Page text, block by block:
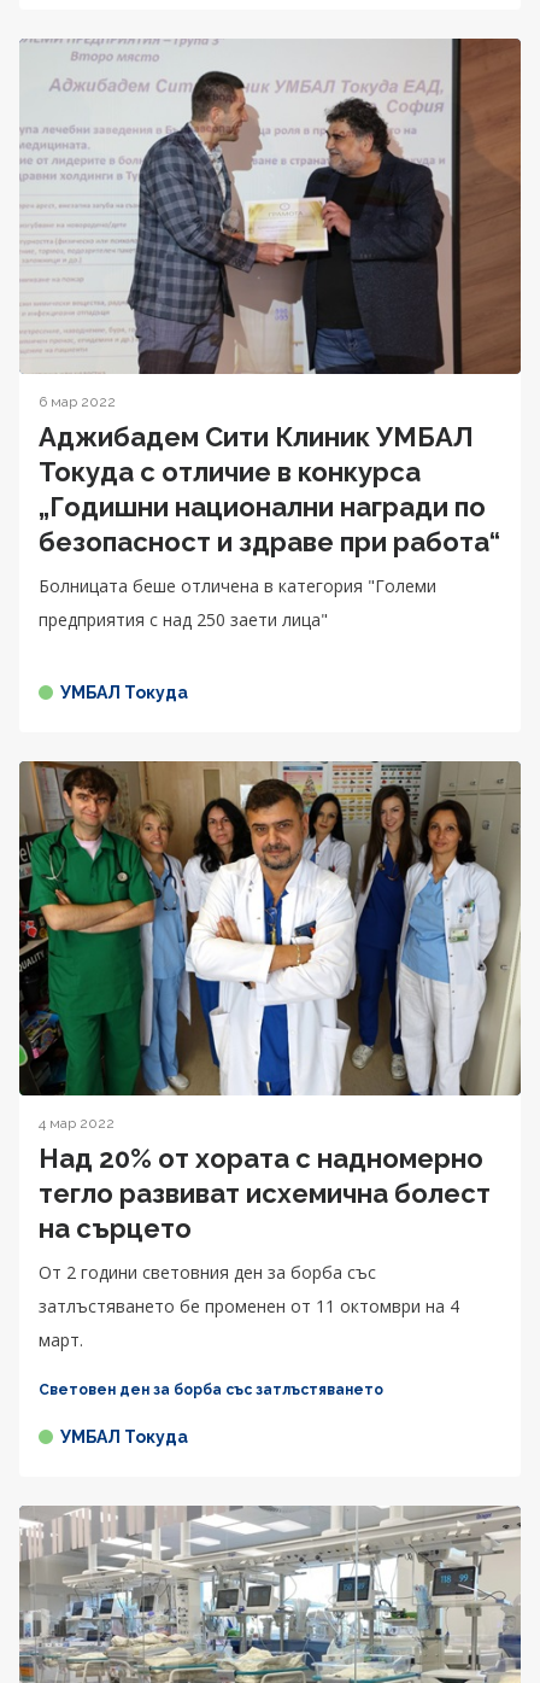
6 мар 2022
Аджибадем Сити Клиник УМБАЛ
Токуда с отличие в конкурса
„Годишни национални награди по
безопасност и здраве при работа“
Болницата беше отличена в категория "Големи
предприятия с над 250 заети лица"
УМБАЛ Токуда
4 мар 2022
Над 20% от хората с надномерно
тегло развиват исхемична болест
на сърцето
От 2 години световния ден за борба със
затлъстяването бе променен от 11 октомври на 4
март.
Световен ден за борба със затлъстяването
УМБАЛ Токуда